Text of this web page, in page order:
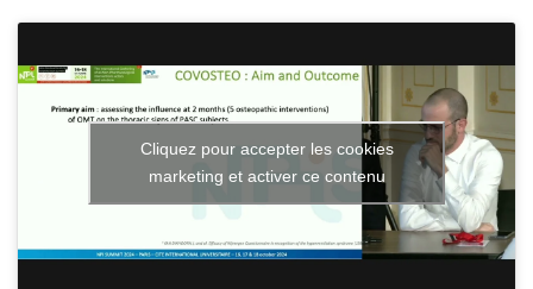
Cliquez pour accepter les cookies
marketing et activer ce contenu